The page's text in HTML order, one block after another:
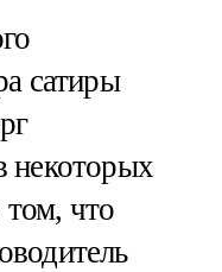
сатиры
некоторых
что